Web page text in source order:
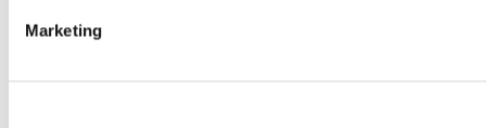
Marketing